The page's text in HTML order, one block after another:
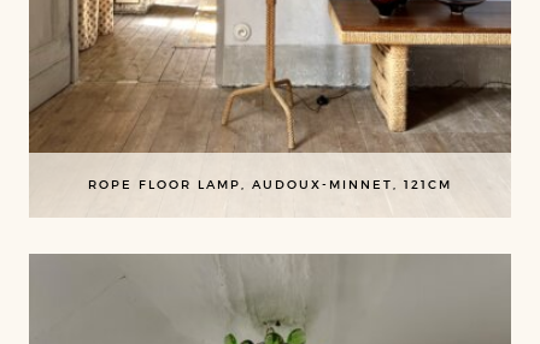
ROPE FLOOR LAMP, AUDOUX-MINNET, 121CM